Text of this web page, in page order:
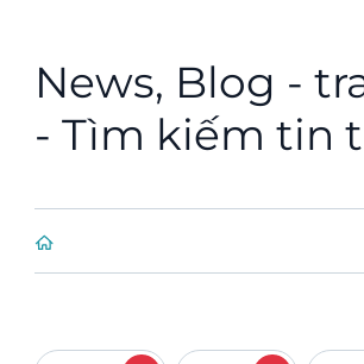
News, Blog -
- Tìm kiếm tin